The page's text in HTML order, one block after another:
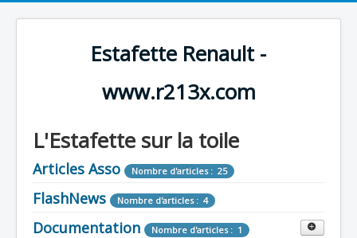
Estafette Renault -
www.r213x.com
L'Estafette sur la toile
Articles Asso Nombre d'articles : 25
FlashNews Nombre d'articles : 4
Documentation Nombre d'articles : 1